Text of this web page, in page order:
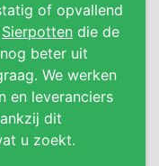
of opvallend
Sierpotten die de
beter uit
We werken
en leveranciers
dit
u zoekt.